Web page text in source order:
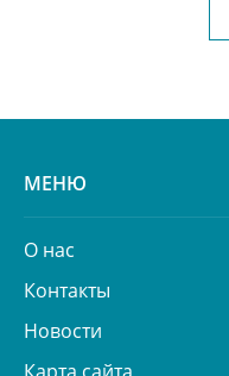
МЕНЮ
О нас
Контакты
Новости